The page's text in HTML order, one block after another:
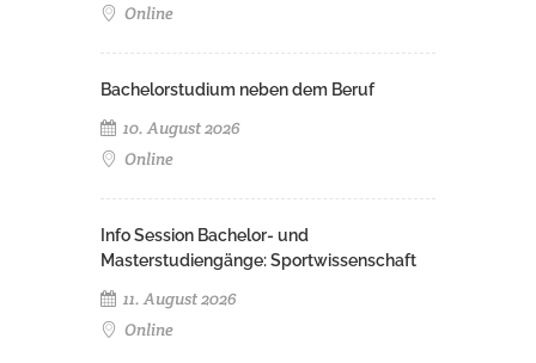
Online
Bachelorstudium neben dem Beruf
10. August 2026
Online
Info Session Bachelor- und
Masterstudiengänge: Sportwissenschaft
11. August 2026
Online